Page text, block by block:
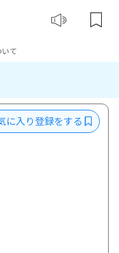
て
に入り登録をする